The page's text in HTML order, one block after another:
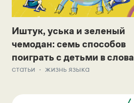
Иштук, уська и зеленый
чемодан: семь способов
поиграть с детьми в слова
статьи жизнь языка